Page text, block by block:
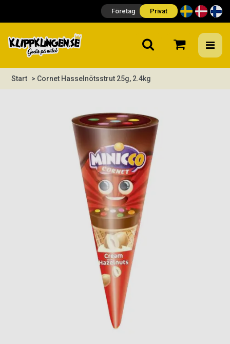
Företag Privat
Start > Cornet Hasselnötsstrut 25g, 2.4kg